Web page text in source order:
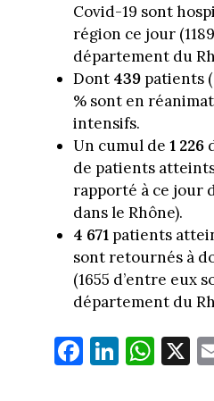
Covid-19 sont
région ce jour
département du
Dont 439 patients
% sont en
intensifs.
Un cumul de 1 226
de patients
rapporté à ce jour
dans le Rhône).
4 671 patients
sont retournés à
(1655 d’entre eux
département du
Fa
ce
Li
nk
W
ha
X